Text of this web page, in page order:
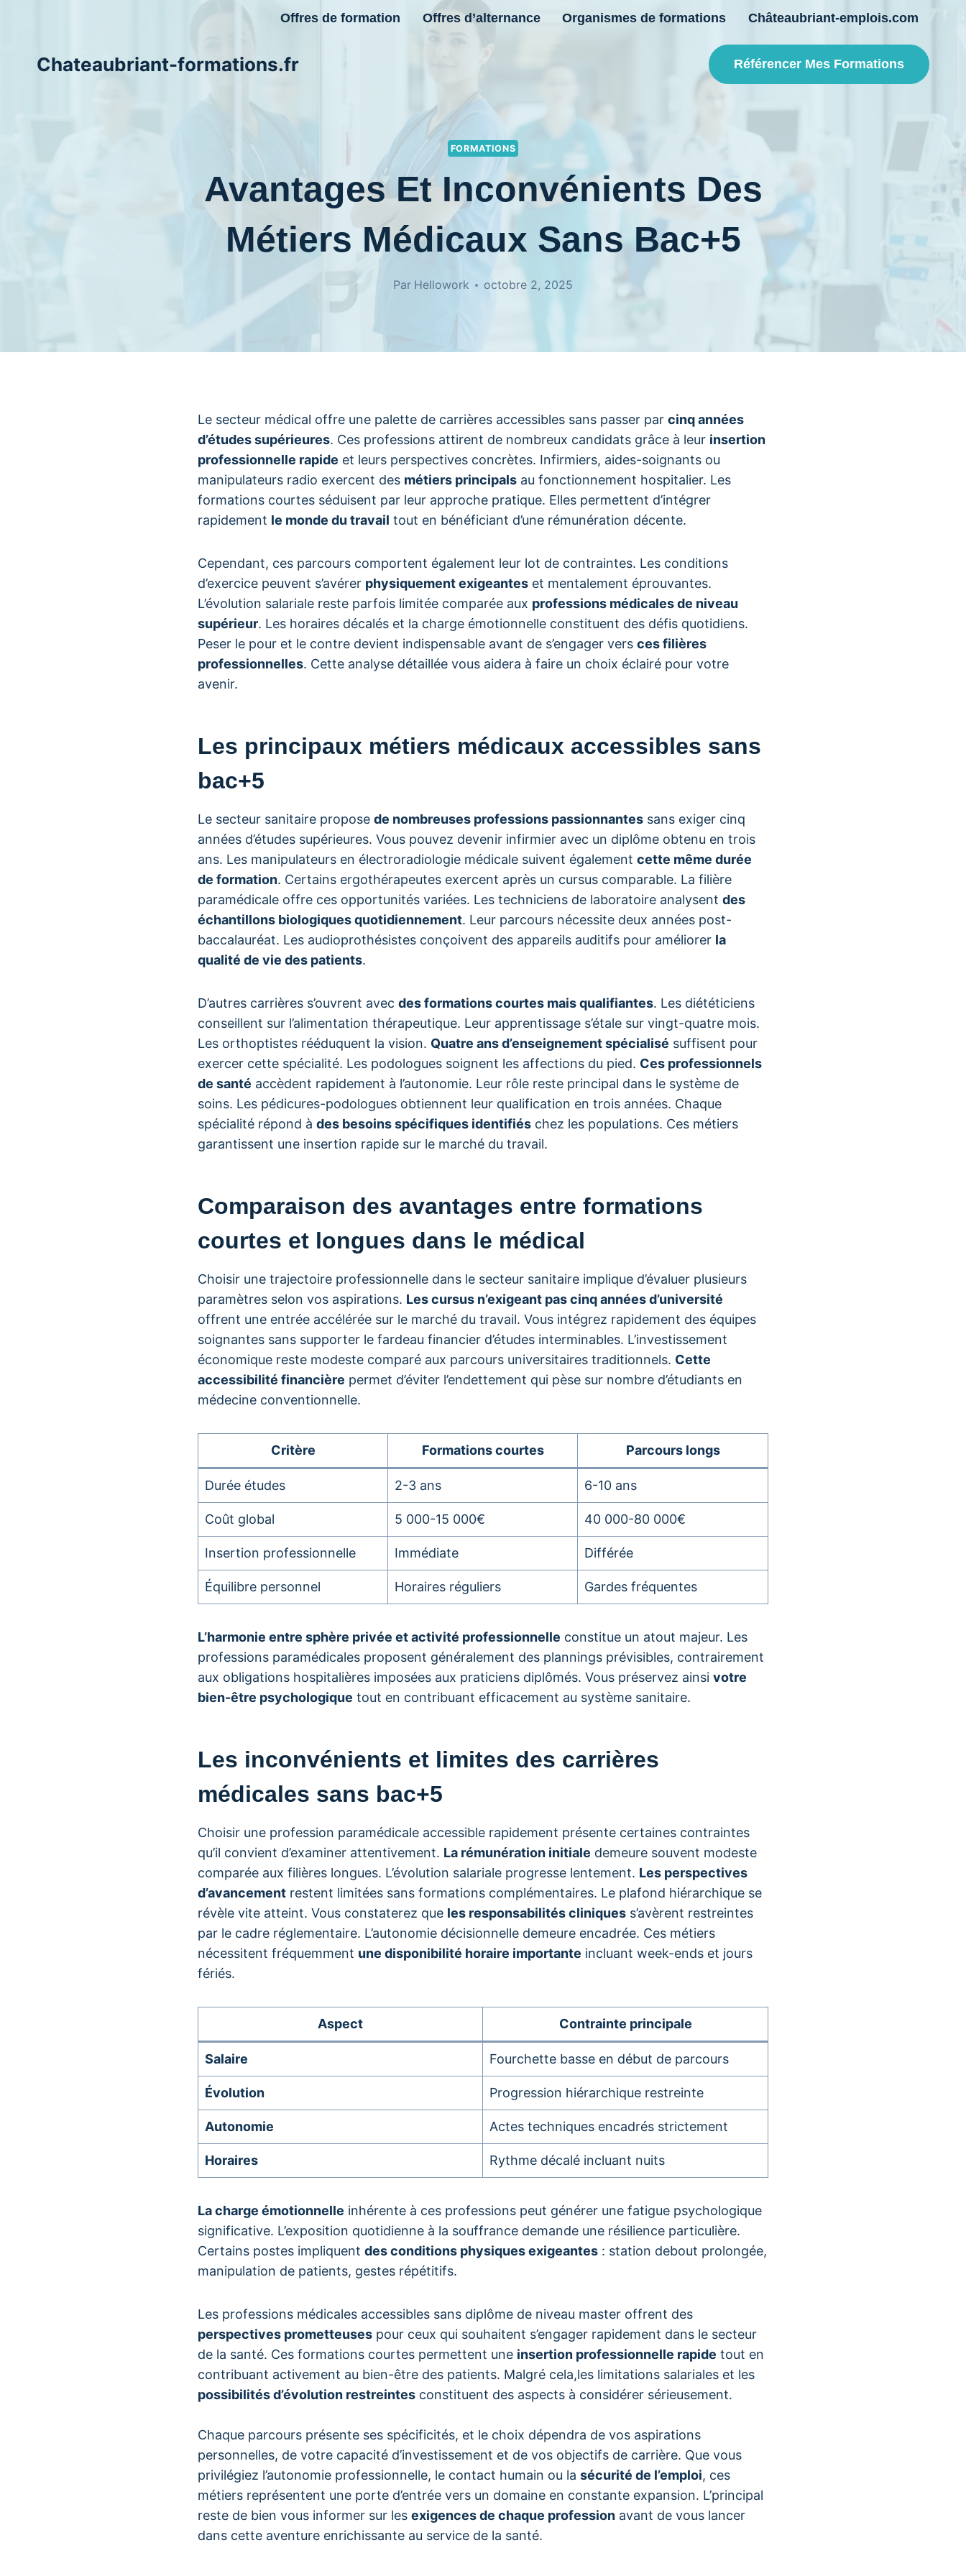
Offres de formation Offres d’alternance Organismes de formations Châteaubriant-emplois.com
Chateaubriant-formations.fr Référencer Mes Formations
FORMATIONS
Avantages Et Inconvénients Des
Métiers Médicaux Sans Bac+5
Par Hellowork octobre 2, 2025
Le secteur médical offre une palette de carrières accessibles sans passer par cinq années
d’études supérieures. Ces professions attirent de nombreux candidats grâce à leur insertion
professionnelle rapide et leurs perspectives concrètes. Infirmiers, aides-soignants ou
manipulateurs radio exercent des métiers principals au fonctionnement hospitalier. Les
formations courtes séduisent par leur approche pratique. Elles permettent d’intégrer
rapidement le monde du travail tout en bénéficiant d’une rémunération décente.
Cependant, ces parcours comportent également leur lot de contraintes. Les conditions
d’exercice peuvent s’avérer physiquement exigeantes et mentalement éprouvantes.
L’évolution salariale reste parfois limitée comparée aux professions médicales de niveau
supérieur. Les horaires décalés et la charge émotionnelle constituent des défis quotidiens.
Peser le pour et le contre devient indispensable avant de s’engager vers ces filières
professionnelles. Cette analyse détaillée vous aidera à faire un choix éclairé pour votre
avenir.
Les principaux métiers médicaux accessibles sans
bac+5
Le secteur sanitaire propose de nombreuses professions passionnantes sans exiger cinq
années d’études supérieures. Vous pouvez devenir infirmier avec un diplôme obtenu en trois
ans. Les manipulateurs en électroradiologie médicale suivent également cette même durée
de formation. Certains ergothérapeutes exercent après un cursus comparable. La filière
paramédicale offre ces opportunités variées. Les techniciens de laboratoire analysent des
échantillons biologiques quotidiennement. Leur parcours nécessite deux années post-
baccalauréat. Les audioprothésistes conçoivent des appareils auditifs pour améliorer la
qualité de vie des patients.
D’autres carrières s’ouvrent avec des formations courtes mais qualifiantes. Les diététiciens
conseillent sur l’alimentation thérapeutique. Leur apprentissage s’étale sur vingt-quatre mois.
Les orthoptistes rééduquent la vision. Quatre ans d’enseignement spécialisé suffisent pour
exercer cette spécialité. Les podologues soignent les affections du pied. Ces professionnels
de santé accèdent rapidement à l’autonomie. Leur rôle reste principal dans le système de
soins. Les pédicures-podologues obtiennent leur qualification en trois années. Chaque
spécialité répond à des besoins spécifiques identifiés chez les populations. Ces métiers
garantissent une insertion rapide sur le marché du travail.
Comparaison des avantages entre formations
courtes et longues dans le médical
Choisir une trajectoire professionnelle dans le secteur sanitaire implique d’évaluer plusieurs
paramètres selon vos aspirations. Les cursus n’exigeant pas cinq années d’université
offrent une entrée accélérée sur le marché du travail. Vous intégrez rapidement des équipes
soignantes sans supporter le fardeau financier d’études interminables. L’investissement
économique reste modeste comparé aux parcours universitaires traditionnels. Cette
accessibilité financière permet d’éviter l’endettement qui pèse sur nombre d’étudiants en
médecine conventionnelle.
Critère Formations courtes Parcours longs
Durée études 2-3 ans 6-10 ans
Coût global 5 000-15 000€ 40 000-80 000€
Insertion professionnelle Immédiate Différée
Équilibre personnel Horaires réguliers Gardes fréquentes
L’harmonie entre sphère privée et activité professionnelle constitue un atout majeur. Les
professions paramédicales proposent généralement des plannings prévisibles, contrairement
aux obligations hospitalières imposées aux praticiens diplômés. Vous préservez ainsi votre
bien-être psychologique tout en contribuant efficacement au système sanitaire.
Les inconvénients et limites des carrières
médicales sans bac+5
Choisir une profession paramédicale accessible rapidement présente certaines contraintes
qu’il convient d’examiner attentivement. La rémunération initiale demeure souvent modeste
comparée aux filières longues. L’évolution salariale progresse lentement. Les perspectives
d’avancement restent limitées sans formations complémentaires. Le plafond hiérarchique se
révèle vite atteint. Vous constaterez que les responsabilités cliniques s’avèrent restreintes
par le cadre réglementaire. L’autonomie décisionnelle demeure encadrée. Ces métiers
nécessitent fréquemment une disponibilité horaire importante incluant week-ends et jours
fériés.
Aspect Contrainte principale
Salaire Fourchette basse en début de parcours
Évolution Progression hiérarchique restreinte
Autonomie Actes techniques encadrés strictement
Horaires Rythme décalé incluant nuits
La charge émotionnelle inhérente à ces professions peut générer une fatigue psychologique
significative. L’exposition quotidienne à la souffrance demande une résilience particulière.
Certains postes impliquent des conditions physiques exigeantes : station debout prolongée,
manipulation de patients, gestes répétitifs.
Les professions médicales accessibles sans diplôme de niveau master offrent des
perspectives prometteuses pour ceux qui souhaitent s’engager rapidement dans le secteur
de la santé. Ces formations courtes permettent une insertion professionnelle rapide tout en
contribuant activement au bien-être des patients. Malgré cela,les limitations salariales et les
possibilités d’évolution restreintes constituent des aspects à considérer sérieusement.
Chaque parcours présente ses spécificités, et le choix dépendra de vos aspirations
personnelles, de votre capacité d’investissement et de vos objectifs de carrière. Que vous
privilégiez l’autonomie professionnelle, le contact humain ou la sécurité de l’emploi, ces
métiers représentent une porte d’entrée vers un domaine en constante expansion. L’principal
reste de bien vous informer sur les exigences de chaque profession avant de vous lancer
dans cette aventure enrichissante au service de la santé.